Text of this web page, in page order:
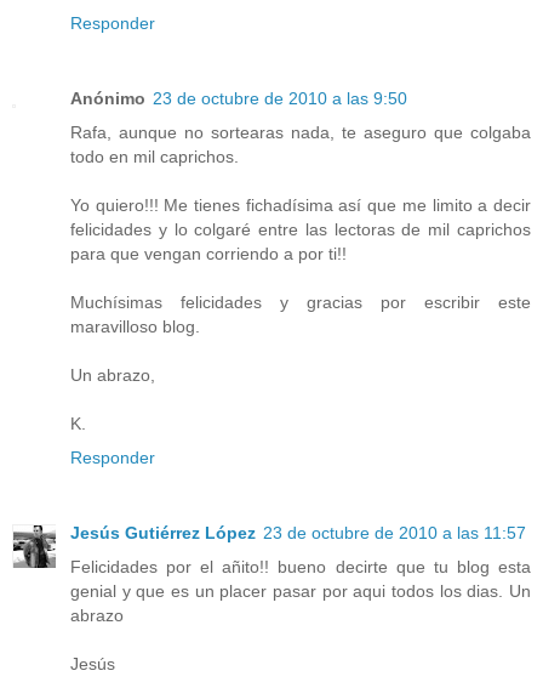
Responder
Anónimo 23 de octubre de 2010 a las 9:50
Rafa, aunque no sortearas nada, te aseguro que colgaba
todo en mil caprichos.
Yo quiero!!! Me tienes fichadísima así que me limito a decir
felicidades y lo colgaré entre las lectoras de mil caprichos
para que vengan corriendo a por ti!!
Muchísimas felicidades y gracias por escribir este
maravilloso blog.
Un abrazo,
K.
Responder
Jesús Gutiérrez López 23 de octubre de 2010 a las 11:57
Felicidades por el añito!! bueno decirte que tu blog esta
genial y que es un placer pasar por aqui todos los dias. Un
abrazo
Jesús